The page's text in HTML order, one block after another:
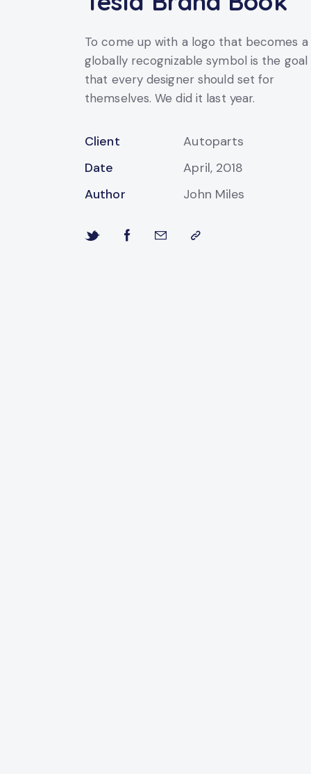
To come up with a logo that becomes a
globally recognizable symbol is the goal
that every designer should set for
themselves. We did it last year.
Client
Autoparts
Date
April, 2018
Author
John Miles